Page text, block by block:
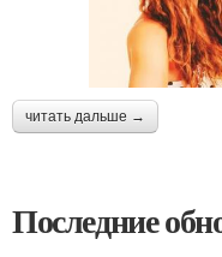
читать дальше →
Последние